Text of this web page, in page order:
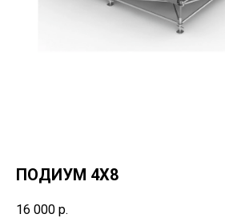
ПОДИУМ 4X8
16 000 р.